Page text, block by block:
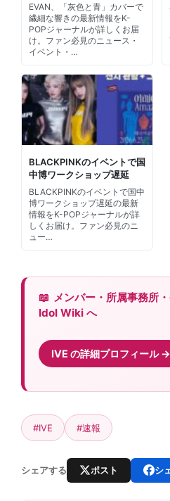
EVAN、「灰色と青」カバーで
繊細な響きの最新情報をK-
POPジャーナルが詳しくお届
け。ファン必見のニュース・
イベント・…
BLACKPINKのイベントで国
中博ワークショップ遅延
BLACKPINKのイベントで国中
博ワークショップ遅延の最新
情報をK-POPジャーナルが詳
しくお届け。ファン必見のニ
ュー…
メンバー・所属事務所
Idol Wiki へ
IVE の詳細プロフィール
#IVE #速報
シェアする ポスト シ